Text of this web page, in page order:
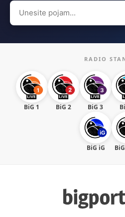
Search
for:
RADIO
BiG 1 BiG 2 BiG 3
BiG iG